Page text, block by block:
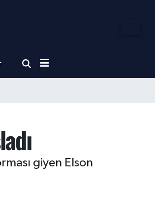
giyen Elson